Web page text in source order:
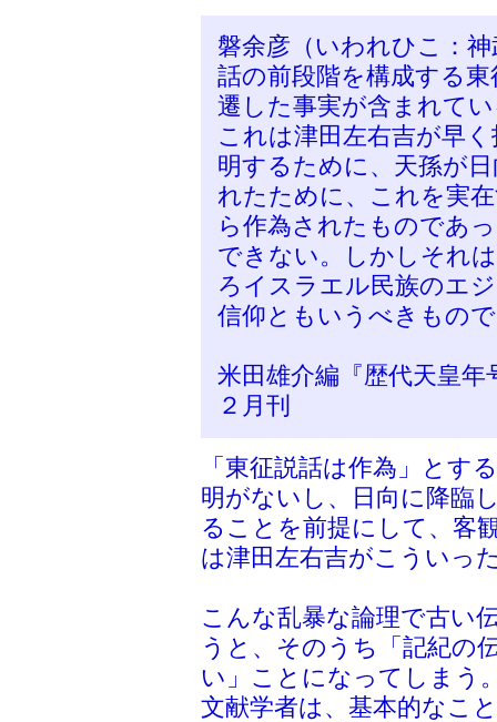
磐余彦（いわれひこ：
話の前段階を構成する
遷した事実が含まれて
これは津田左右吉が早
明するために、天孫が
れたために、これを実
ら作為されたものであ
できない。しかしそれ
ろイスラエル民族のエ
信仰ともいうべきもの
米田雄介編『歴代天皇年
２月刊
「東征説話は作為」とす
明がないし、日向に降臨
ることを前提にして、客
は津田左右吉がこういっ
こんな乱暴な論理で古い
うと、そのうち「記紀の
い」ことになってしまう
文献学者は、基本的なこ